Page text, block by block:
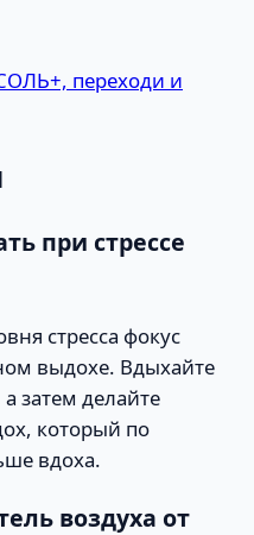
переходи и
при стрессе
стресса фокус
выдохе. Вдыхайте
затем делайте
который по
вдоха.
воздуха от